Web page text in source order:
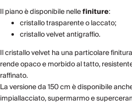
Il piano è disponibile nellefiniture:
cristallo trasparente o laccato;
cristallo velvet antigraffio.
Il cristallo velvet ha una particolare
rende opaco e morbido al tatto,
raffinato.
La versione da 150 cm è disponibile
impiallacciato, supermarmo e